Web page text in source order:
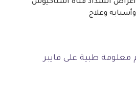
أعراض انسداد قناة استاكيوس
وأسبابه وعلاج